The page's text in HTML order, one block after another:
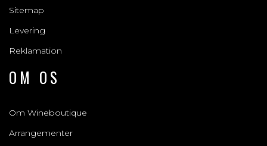
Sitemap
Levering
Reklamation
OM OS
Om Wineboutique
Arrangementer